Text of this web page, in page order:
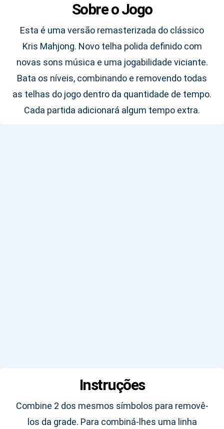
Sobre o Jogo
Esta é uma versão remasterizada do clássico
Kris Mahjong. Novo telha polida definido com
novas sons música e uma jogabilidade viciante.
Bata os níveis, combinando e removendo todas
as telhas do jogo dentro da quantidade de tempo.
Cada partida adicionará algum tempo extra.
Instruções
Combine 2 dos mesmos símbolos para removê-
los da grade. Para combiná-lhes uma linha